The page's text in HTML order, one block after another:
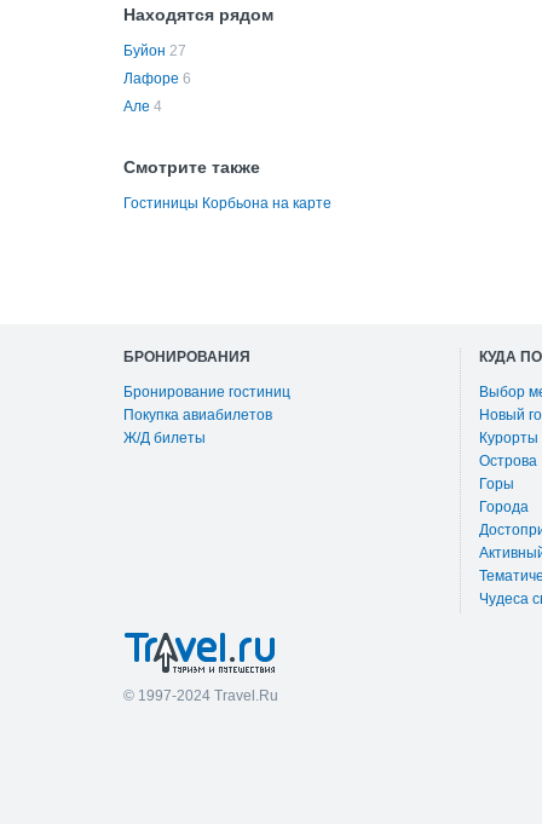
Находятся рядом
Буйон 27
Лафоре 6
Але 4
Смотрите также
Гостиницы Корбьона на карте
БРОНИРОВАНИЯ
Бронирование гостиниц
Покупка авиабилетов
Ж/Д билеты
КУДА
Выбор
Новый
Острова
Горы
Города
Чудеса
© 1997-2024 Travel.Ru